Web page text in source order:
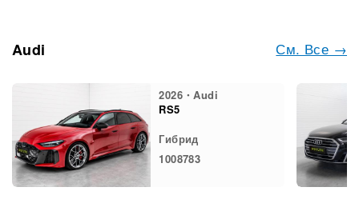
См. Все →
Audi
2026・Audi
RS5
Гибрид
1008783